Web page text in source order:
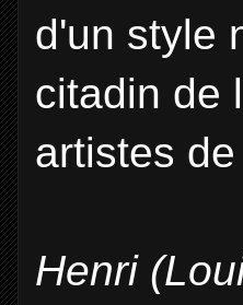
d'un style
citadin de
artistes
Henri